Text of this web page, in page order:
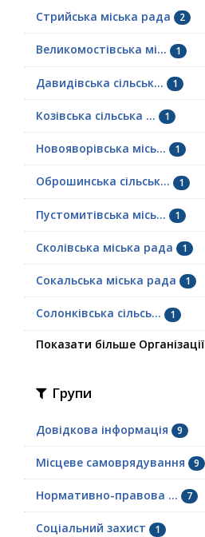
Стрийська міська рада 2
Великомостівська мі... 1
Давидівська сільськ... 1
Козівська сільська ... 1
Новояворівська місь... 1
Оброшинська сільськ... 1
Пустомитівська місь... 1
Сколівська міська рада 1
Сокальська міська рада 1
Солонківська сільсь... 1
Показати більше Організації
Групи
Довідкова інформація 9
Місцеве самоврядування 9
Нормативно-правова ... 7
Соціальний захист 1